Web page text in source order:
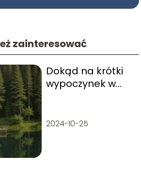
zainteresować
Dokąd na krótki
wypoczynek w
2024-10-25